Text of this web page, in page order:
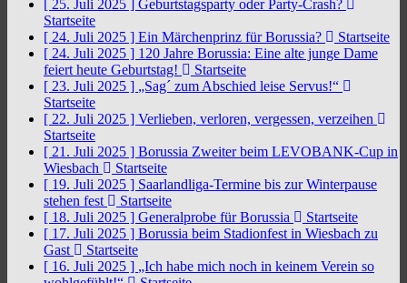
[ 25. Juli 2025 ] Geburtstagsparty oder Party-Crash?
Startseite
[ 24. Juli 2025 ] Ein Märchenprinz für Borussia?
Startseite
[ 24. Juli 2025 ] 120 Jahre Borussia: Eine alte junge Dame
feiert heute Geburtstag!
Startseite
[ 23. Juli 2025 ] „Sag´ zum Abschied leise Servus!“
Startseite
[ 22. Juli 2025 ] Verlieben, verloren, vergessen, verzeihen
Startseite
[ 21. Juli 2025 ] Borussia Zweiter beim LEVOBANK-Cup in
Wiesbach
Startseite
[ 19. Juli 2025 ] Saarlandliga-Termine bis zur Winterpause
stehen fest
Startseite
[ 18. Juli 2025 ] Generalprobe für Borussia
Startseite
[ 17. Juli 2025 ] Borussia beim Stadionfest in Wiesbach zu
Gast
Startseite
[ 16. Juli 2025 ] „Ich habe mich noch in keinem Verein so